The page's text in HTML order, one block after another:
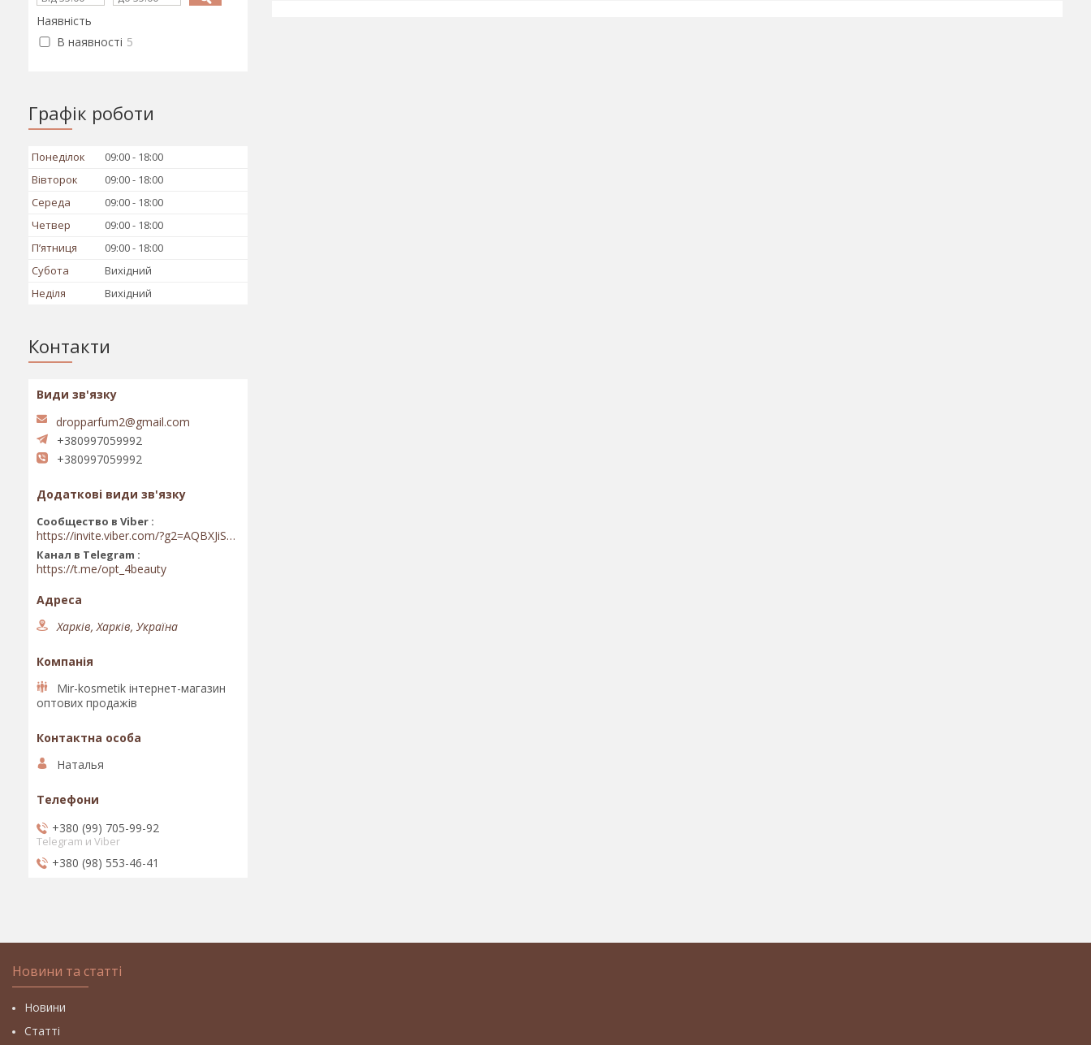
Наявність
В наявності 5
Графік роботи
Понеділок 09:00
18:00
Вівторок
09:00
18:00
Середа
09:00
18:00
Четвер
09:00
18:00
Пʼятниця
09:00
18:00
Субота
Вихідний
Неділя
Вихідний
Контакти
dropparfum2@gmail.com
+380997059992
+380997059992
Сообщество в Viber
https://invite.viber.com/?g2=AQBXJiSwIKj9N0wsLWM5JifCoZ3k4Lza4fq58RAqpi3Qaj4OiaoTVb4yP1q7iB6e
Канал в Telegram
https://t.me/opt_4beauty
Харків, Харків, Україна
Mir-kosmetik інтернет-магазин
оптових продажів
Наталья
+380 (99) 705-99-92
Telegram и Viber
+380 (98) 553-46-41
Новини та статті
Новини
Статті